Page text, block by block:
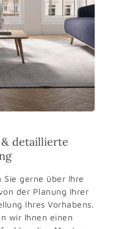
detaillierte
Sie gerne über Ihre
der Planung Ihrer
Ihres Vorhabens.
wir Ihnen einen